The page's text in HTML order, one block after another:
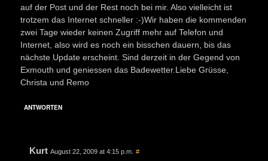
auf der Post und der Rest noch bei mir. Also vielleicht ist
trotzem das Internet schneller :-)Wir haben die kommenden
zwei Tage wieder keinen Zugriff mehr auf Telefon und
Internet, also wird es noch ein bisschen dauern, bis das
nächste Update erscheint. Sind derzeit in der Gegend von
Exmouth und geniessen das Badewetter.Liebe Grüsse,
Christa und Remo
ANTWORTEN
Kurt August 22, 2009 at 4:15 p.m. #